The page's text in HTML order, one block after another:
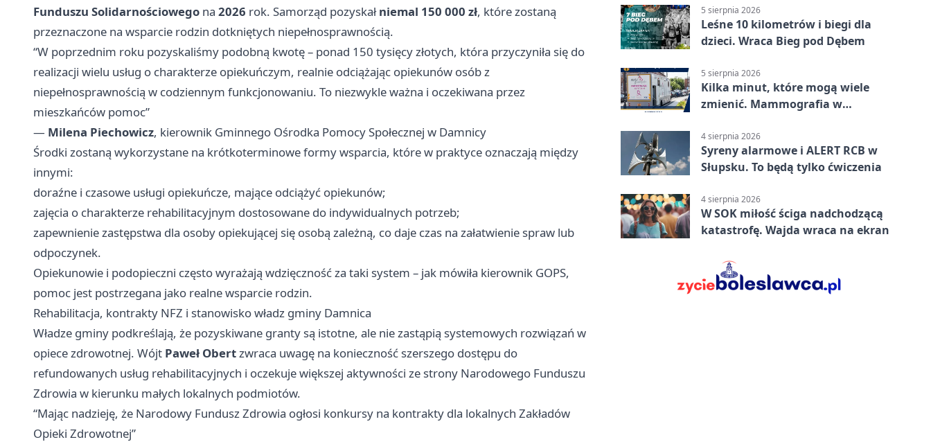
Funduszu Solidarnościowego na 2026 rok. Samorząd pozyskałniemal 150 000 zł, które zostaną
przeznaczone na wsparcie rodzin dotkniętych niepełnosprawnością.
“W poprzednim roku pozyskaliśmy podobną kwotę – ponad 150 tysięcy złotych, która przyczyniła się do
realizacji wielu usług o charakterze opiekuńczym, realnie odciążając opiekunów osób z
niepełnosprawnością w codziennym funkcjonowaniu. To niezwykle ważna i oczekiwana przez
mieszkańców pomoc”
— Milena Piechowicz, kierownik Gminnego Ośrodka Pomocy Społecznej w Damnicy
Środki zostaną wykorzystane na krótkoterminowe formy wsparcia, które w praktyce oznaczają między
innymi:
doraźne i czasowe usługi opiekuńcze, mające odciążyć opiekunów;
zajęcia o charakterze rehabilitacyjnym dostosowane do indywidualnych potrzeb;
zapewnienie zastępstwa dla osoby opiekującej się osobą zależną, co daje czas na załatwienie spraw lub
odpoczynek.
Opiekunowie i podopieczni często wyrażają wdzięczność za taki system – jak mówiła kierownik GOPS,
pomoc jest postrzegana jako realne wsparcie rodzin.
Rehabilitacja, kontrakty NFZ i stanowisko władz gminy Damnica
Władze gminy podkreślają, że pozyskiwane granty są istotne, ale nie zastąpią systemowych rozwiązań w
opiece zdrowotnej. Wójt Paweł Obertzwraca uwagę na konieczność szerszego dostępu do
refundowanych usług rehabilitacyjnych i oczekuje większej aktywności ze strony Narodowego Funduszu
Zdrowia w kierunku małych lokalnych podmiotów.
“Mając nadzieję, że Narodowy Fundusz Zdrowia ogłosi konkursy na kontrakty dla lokalnych Zakładów
Opieki Zdrowotnej”
5 sierpnia 2026
Leśne 10 kilometrów i biegi dla
dzieci. Wraca Bieg pod Dębem
5 sierpnia 2026
Kilka minut, które mogą wiele
zmienić. Mammografia w
4 sierpnia 2026
Syreny alarmowe i ALERT RCB w
Słupsku. To będą tylko ćwiczenia
4 sierpnia 2026
W SOK miłość ściga nadchodzącą
katastrofę. Wajda wraca na ekran